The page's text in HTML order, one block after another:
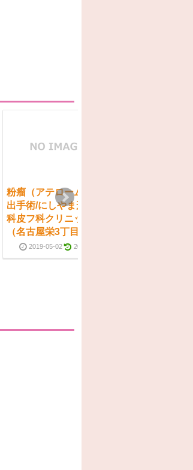
粉瘤（アテローム）摘
出手術/にしやま形成外
科皮フ科クリニック
（名古屋栄3丁目）
2019-05-02 2025-01-26